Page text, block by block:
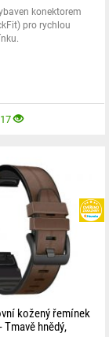
konektorem
pro rychlou
kožený řemínek
Tmavě hnědý,